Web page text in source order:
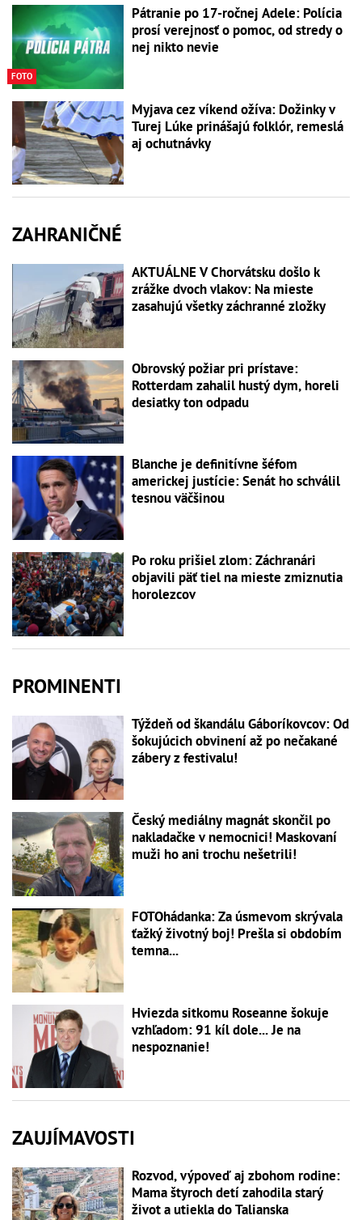
FOTO
Pátranie po 17-ročnej Adele: Polícia
prosí verejnosť o pomoc, od stredy o
nej nikto nevie
Myjava cez víkend ožíva: Dožinky v
Turej Lúke prinášajú folklór, remeslá
aj ochutnávky
ZAHRANIČNÉ
AKTUÁLNE V Chorvátsku došlo k
zrážke dvoch vlakov: Na mieste
zasahujú všetky záchranné zložky
Obrovský požiar pri prístave:
Rotterdam zahalil hustý dym, horeli
desiatky ton odpadu
Blanche je definitívne šéfom
americkej justície: Senát ho schválil
tesnou väčšinou
Po roku prišiel zlom: Záchranári
objavili päť tiel na mieste zmiznutia
horolezcov
PROMINENTI
Týždeň od škandálu Gáboríkovcov: Od
šokujúcich obvinení až po nečakané
zábery z festivalu!
Český mediálny magnát skončil po
nakladačke v nemocnici! Maskovaní
muži ho ani trochu nešetrili!
FOTOhádanka: Za úsmevom skrývala
ťažký životný boj! Prešla si obdobím
temna...
Hviezda sitkomu Roseanne šokuje
vzhľadom: 91 kíl dole... Je na
nespoznanie!
ZAUJÍMAVOSTI
Rozvod, výpoveď aj zbohom rodine:
Mama štyroch detí zahodila starý
život a utiekla do Talianska